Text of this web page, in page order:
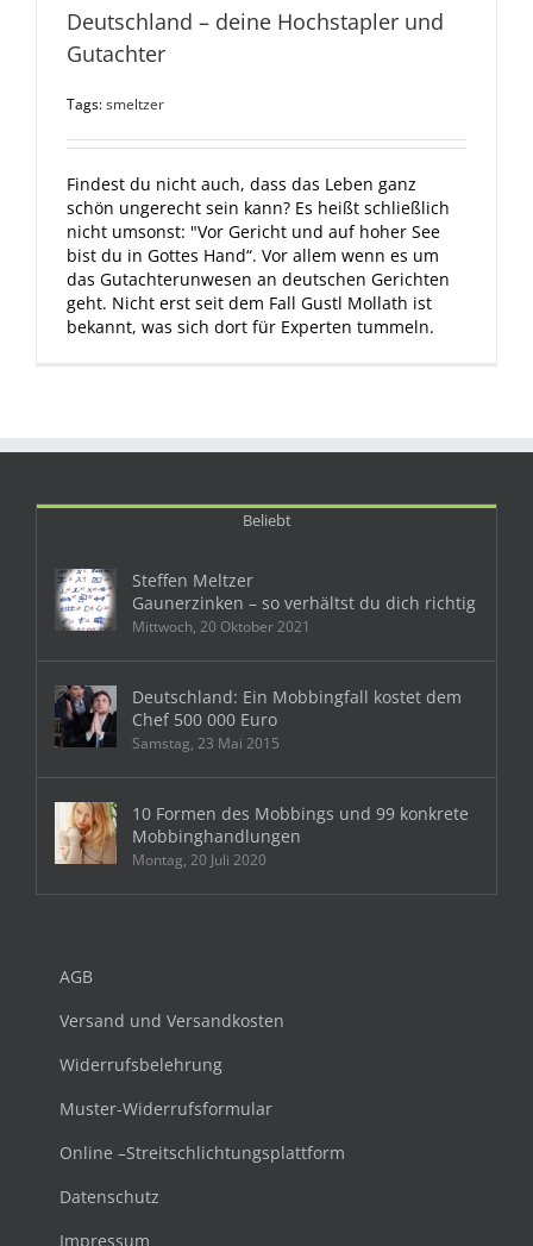
Deutschland – deine Hochstapler und
Gutachter
Tags:smeltzer
Findest du nicht auch, dass das Leben ganz
schön ungerecht sein kann? Es heißt schließlich
nicht umsonst: "Vor Gericht und auf hoher See
bist du in Gottes Hand“. Vor allem wenn es um
das Gutachterunwesen an deutschen Gerichten
geht. Nicht erst seit dem Fall Gustl Mollath ist
bekannt, was sich dort für Experten tummeln.
Beliebt
Steffen Meltzer
Gaunerzinken – so verhältst du dich richtig
Mittwoch, 20 Oktober 2021
Deutschland: Ein Mobbingfall kostet dem
Chef 500 000 Euro
Samstag, 23 Mai 2015
10 Formen des Mobbings und 99 konkrete
Mobbinghandlungen
Montag, 20 Juli 2020
AGB
Versand und Versandkosten
Widerrufsbelehrung
Muster-Widerrufsformular
Online –Streitschlichtungsplattform
Datenschutz
Impressum